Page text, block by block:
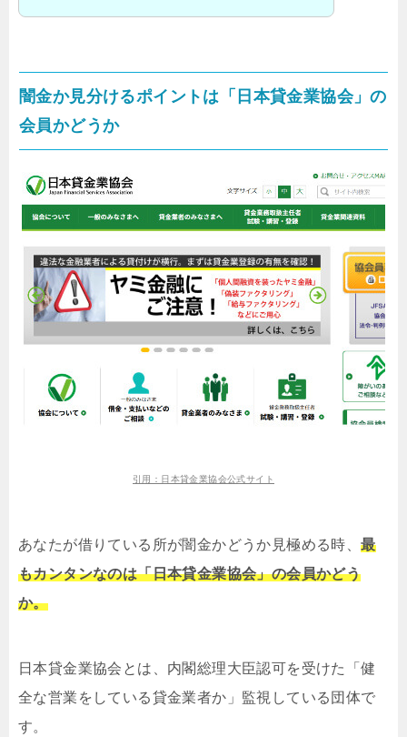
闇金か見分けるポイントは「日本貸金業協会」の
会員かどうか
引用：日本貸金業協会公式サイト
あなたが借りている所が闇金かどうか見極める時、最
もカンタンなのは「日本貸金業協会」の会員かどう
か。
日本貸金業協会とは、内閣総理大臣認可を受けた「健
全な営業をしている貸金業者か」監視している団体で
す。